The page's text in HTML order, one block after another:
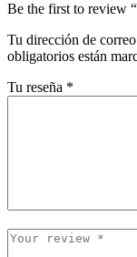
Be the first to review
Tu dirección de
obligatorios están
Tu reseña *